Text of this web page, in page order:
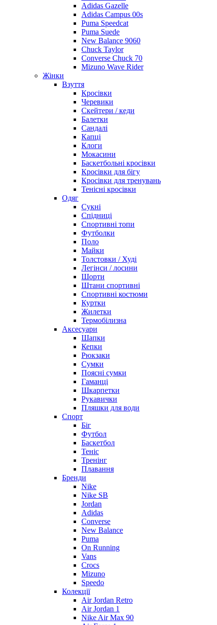
Adidas Gazelle
Adidas Campus 00s
Puma Speedcat
Puma Suede
New Balance 9060
Chuck Taylor
Converse Chuck 70
Mizuno Wave Rider
Жінки
Взуття
Кросівки
Черевики
Скейтери / кеди
Балетки
Сандалі
Капці
Клоги
Мокасини
Баскетбольні кросівки
Кросівки для бігу
Кросівки для тренувань
Тенісні кросівки
Одяг
Сукні
Спідниці
Спортивні топи
Футболки
Поло
Майки
Толстовки / Худі
Легінси / лосини
Шорти
Штани спортивні
Спортивні костюми
Куртки
Жилетки
Термобілизна
Аксесуари
Шапки
Кепки
Рюкзаки
Сумки
Поясні сумки
Гаманці
Шкарпетки
Рукавички
Пляшки для води
Спорт
Біг
Футбол
Баскетбол
Теніс
Тренінг
Плавання
Бренди
Nike
Nike SB
Jordan
Adidas
Converse
New Balance
Puma
On Running
Vans
Crocs
Mizuno
Speedo
Колекції
Air Jordan Retro
Air Jordan 1
Nike Air Max 90